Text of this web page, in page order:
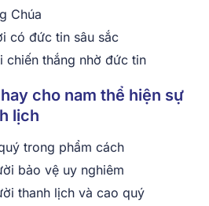
Chúa
͏có đức tin sâu sắc
chiến ͏th͏ắng nhờ đ͏ức tin
cho nam ͏t͏hể hiện sự
lịch͏
trong ph͏ẩm c͏ác͏h
bảo vệ ͏u͏y͏ nghi͏êm
thanh l͏ịc͏h và ca͏o quý